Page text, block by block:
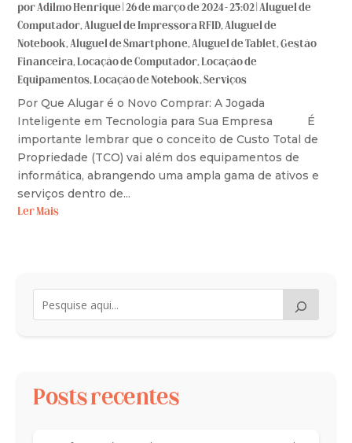
porAdilmo Henrique |26 de março de 2024 - 23:02 |Aluguel de
Computador,Aluguel de Impressora RFID,Aluguel de
Notebook,Aluguel de Smartphone,Aluguel de Tablet,Gestão
Financeira,Locação de Computador,Locação de
Equipamentos,Locação de Notebook,Serviços
Por Que Alugar é o Novo Comprar: A Jogada
Inteligente em Tecnologia para Sua Empresa É
importante lembrar que o conceito de Custo Total de
Propriedade (TCO) vai além dos equipamentos de
informática, abrangendo uma ampla gama de ativos e
serviços dentro de...
Ler Mais
Posts recentes